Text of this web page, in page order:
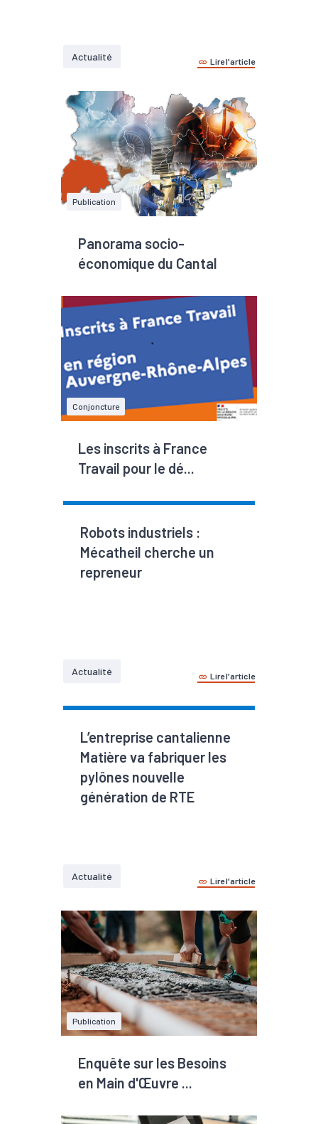
Actualité Lire l'article
Publication
Panorama socio-
économique du Cantal
Conjoncture
Les inscrits à France
Travail pour le dé...
Robots industriels :
Mécatheil cherche un
repreneur
Actualité Lire l'article
L’entreprise cantalienne
Matière va fabriquer les
pylônes nouvelle
génération de RTE
Actualité Lire l'article
Publication
Enquête sur les Besoins
en Main d'Œuvre ...